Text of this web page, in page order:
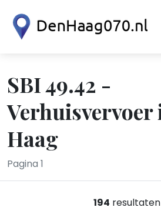
SBI 49.42 -
Verhuisvervoer
Haag
Pagina 1
194 resultaten